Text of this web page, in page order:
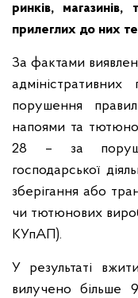
ринків, магазинів,
прилеглих до них
За фактами
порушення
напоями та
28 – за
господарської
зберігання або
чи тютюнових
КУпАП).
У результаті
вилучено більше